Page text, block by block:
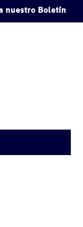
nuestro Boletín